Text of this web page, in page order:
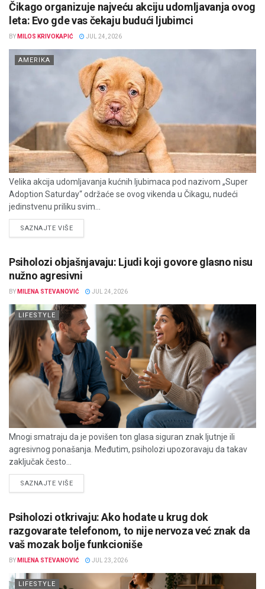
Čikago organizuje najveću akciju udomljavanja ovog
leta: Evo gde vas čekaju budući ljubimci
BY MILOS KRIVOKAPIĆ JUL 24, 2026
AMERIKA
Velika akcija udomljavanja kućnih ljubimaca pod nazivom „Super
Adoption Saturday“ održaće se ovog vikenda u Čikagu, nudeći
jedinstvenu priliku svim...
SAZNAJTE VIŠEDETAILS
Psiholozi objašnjavaju: Ljudi koji govore glasno nisu
nužno agresivni
BY MILENA STEVANOVIĆ JUL 24, 2026
LIFESTYLE
Mnogi smatraju da je povišen ton glasa siguran znak ljutnje ili
agresivnog ponašanja. Međutim, psiholozi upozoravaju da takav
zaključak često...
SAZNAJTE VIŠEDETAILS
Psiholozi otkrivaju: Ako hodate u krug dok
razgovarate telefonom, to nije nervoza već znak da
vaš mozak bolje funkcioniše
BY MILENA STEVANOVIĆ JUL 23, 2026
LIFESTYLE